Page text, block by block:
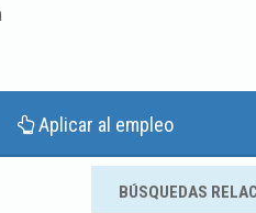
Aplicar al empleo
BÚSQUEDAS